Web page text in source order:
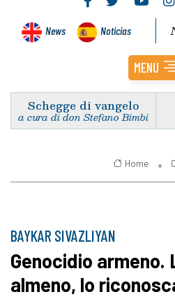
News Noticias
MENU
Schegge di vangelo
a cura di don Stefano Bimbi
Home
BAYKAR SIVAZLIYAN
Genocidio armeno.
almeno, lo